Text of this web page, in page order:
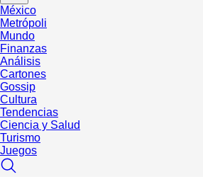
México
Metrópoli
Mundo
Finanzas
Análisis
Cartones
Gossip
Cultura
Tendencias
Ciencia y Salud
Turismo
Juegos